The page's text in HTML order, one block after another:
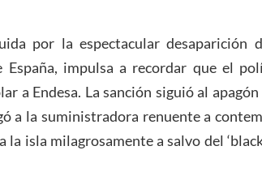
por la espectacular desaparición
impulsa a recordar que el
a Endesa. La sanción siguió al apagón
a la suministradora renuente a
isla milagrosamente a salvo del